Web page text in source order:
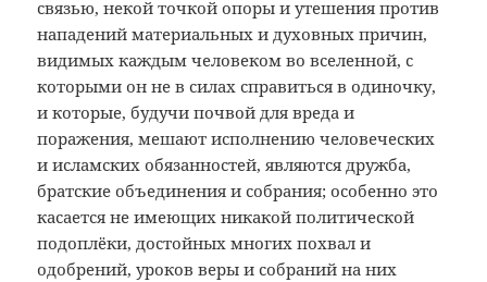
связью, некой точкой опоры и утешения против
нападений материальных и духовных причин,
видимых каждым человеком во вселенной, с
которыми он не в силах справиться в одиночку,
и которые, будучи почвой для вреда и
поражения, мешают исполнению человеческих
и исламских обязанностей, являются дружба,
братские объединения и собрания; особенно это
касается не имеющих никакой политической
подоплёки, достойных многих похвал и
одобрений, уроков веры и собраний на них